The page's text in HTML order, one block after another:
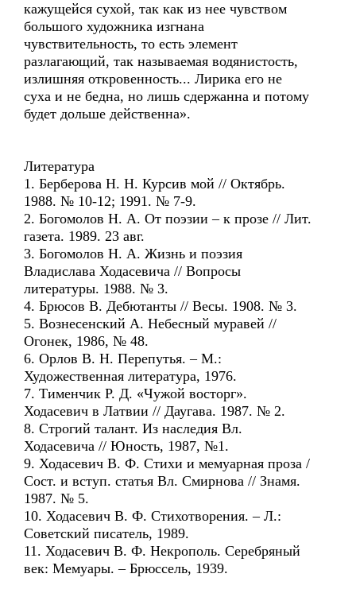
кажущейся сухой, так как из нее чувством
большого художника изгнана
чувствительность, то есть элемент
разлагающий, так называемая водянистость,
излишняя откровенность... Лирика его не
суха и не бедна, но лишь сдержанна и потому
будет дольше действенна».
Литература
1. Берберова Н. Н. Курсив мой // Октябрь.
1988. № 10-12; 1991. № 7-9.
2. Богомолов Н. А. От поэзии – к прозе // Лит.
газета. 1989. 23 авг.
3. Богомолов Н. А. Жизнь и поэзия
Владислава Ходасевича // Вопросы
литературы. 1988. № 3.
4. Брюсов В. Дебютанты // Весы. 1908. № 3.
5. Вознесенский А. Небесный муравей //
Огонек, 1986, № 48.
6. Орлов В. Н. Перепутья. – М.:
Художественная литература, 1976.
7. Тименчик Р. Д. «Чужой восторг».
Ходасевич в Латвии // Даугава. 1987. № 2.
8. Строгий талант. Из наследия Вл.
Ходасевича // Юность, 1987, №1.
9. Ходасевич В. Ф. Стихи и мемуарная проза /
Сост. и вступ. статья Вл. Смирнова // Знамя.
1987. № 5.
10. Ходасевич В. Ф. Стихотворения. – Л.:
Советский писатель, 1989.
11. Ходасевич В. Ф. Некрополь. Серебряный
век: Мемуары. – Брюссель, 1939.